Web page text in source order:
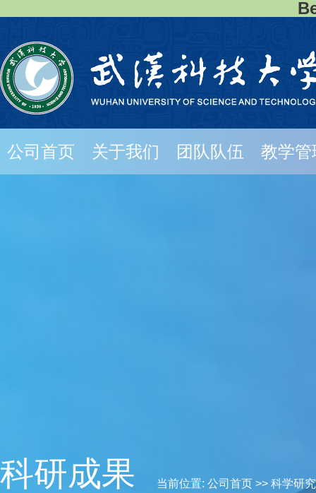
公司首页 关于我们 团队队伍 教学管
科研成果 当前位置: 公司首页 >> 科学研究